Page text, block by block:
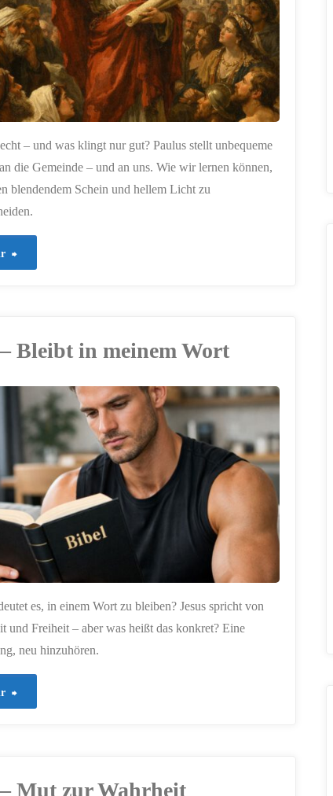
– und was klingt nur gut? Paulus stellt unbequeme
die Gemeinde – und an uns. Wie wir lernen können,
blendendem Schein und hellem Licht zu
"880
Mut
und
Maß"
Bleibt in meinem Wort
es, in einem Wort zu bleiben? Jesus spricht von
und Freiheit – aber was heißt das konkret? Eine
neu hinzuhören.
"876
Mut zur Wahrheit